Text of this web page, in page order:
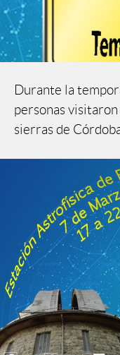
Durante la
personas
sierras de